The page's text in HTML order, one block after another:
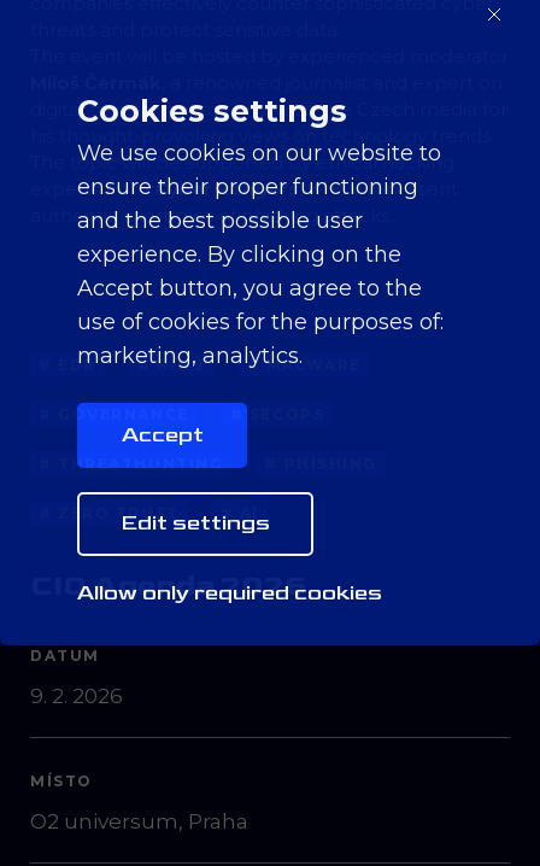
Cookies settings
We use cookies on our website to
ensure their proper functioning
and the best possible user
experience. By clicking on the
Accept button, you agree to the
use of cookies for the purposes of:
marketing, analytics.
Accept
Edit settings
Allow only required cookies
digital transformation, known in the Czech media for
his thought-provoking views on technology trends.
The topic will be supported by ethical hacking
experts from Cyber Rangers, who will present
authentic examples of phishing attacks.
# EDR # NIS 2 # MALWARE
# THREATHUNTING
# ZERO TRUST # AI
CIO Agenda 2026
DATUM
9. 2. 2026
MÍSTO
O2 universum, Praha